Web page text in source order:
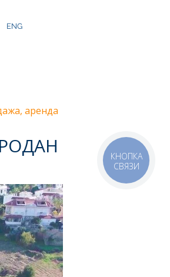
ENG
аренда
КНОПКА
СВЯЗИ